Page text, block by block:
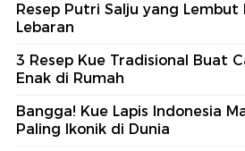
Resep Putri Salju yang Lembut
Lebaran
3 Resep Kue Tradisional Buat
Enak di Rumah
Bangga! Kue Lapis Indonesia
Paling Ikonik di Dunia